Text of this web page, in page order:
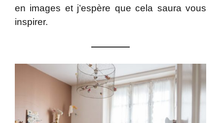
en images et j’espère que cela saura vous
inspirer.